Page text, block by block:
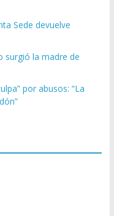
Sede devuelve
surgió la madre de
por abusos: “La